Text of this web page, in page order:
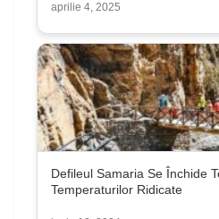
aprilie 4, 2025
Defileul Samaria Se Închide
Temperaturilor Ridicate